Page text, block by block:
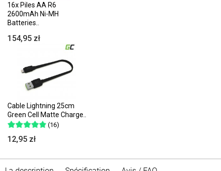
16x Piles AA R6
2600mAh Ni-MH
Batteries..
154,95 zł
Cable Lightning 25cm
Green Cell Matte Charge..
(16)
12,95 zł